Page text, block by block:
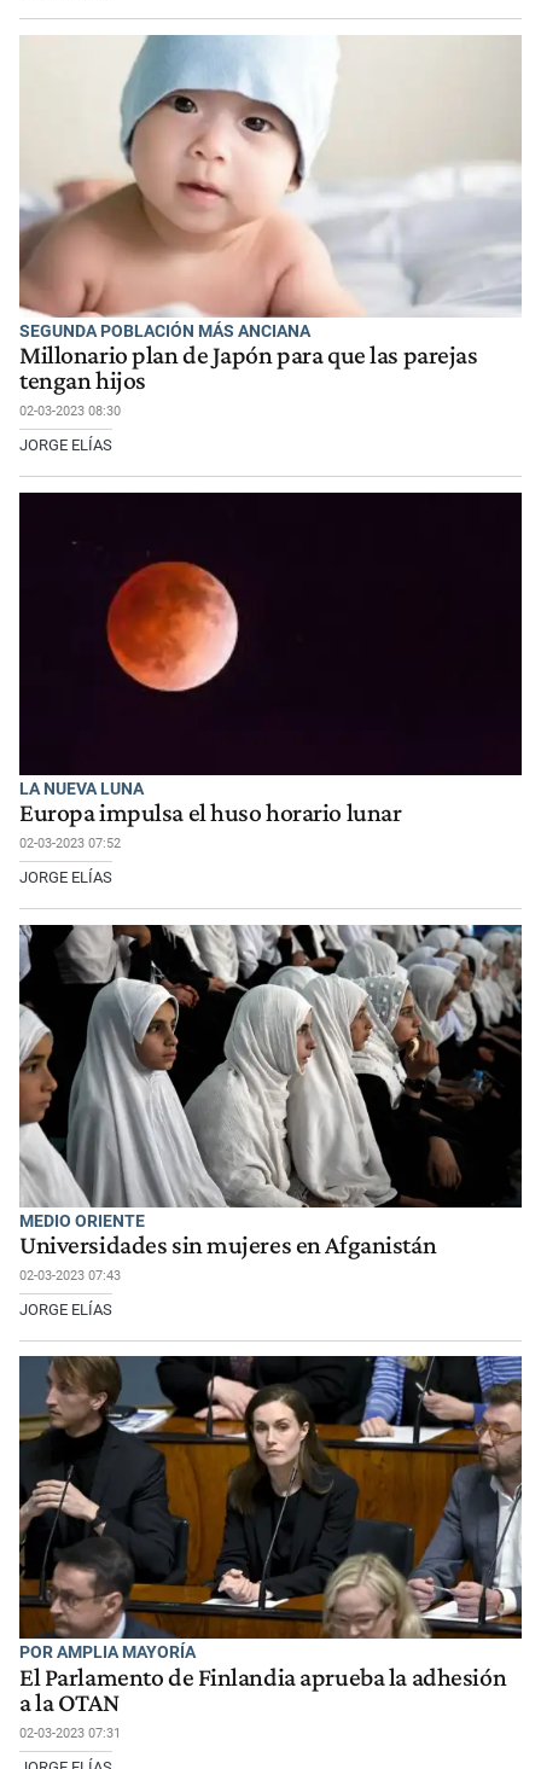
SEGUNDA POBLACIÓN MÁS ANCIANA
Millonario plan de Japón para que las parejas
tengan hijos
02-03-2023 08:30
JORGE ELÍAS
LA NUEVA LUNA
Europa impulsa el huso horario lunar
02-03-2023 07:52
JORGE ELÍAS
MEDIO ORIENTE
Universidades sin mujeres en Afganistán
02-03-2023 07:43
JORGE ELÍAS
POR AMPLIA MAYORÍA
El Parlamento de Finlandia aprueba la adhesión
a la OTAN
02-03-2023 07:31